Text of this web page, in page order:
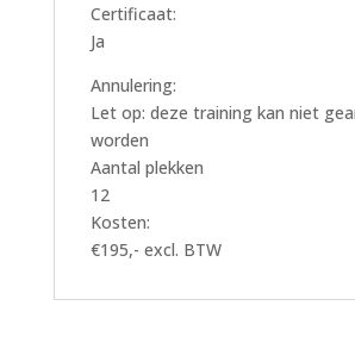
Certificaat:
Ja
Annulering:
Let op: deze training kan niet
worden
Aantal plekken
12
Kosten:
€195,- excl. BTW